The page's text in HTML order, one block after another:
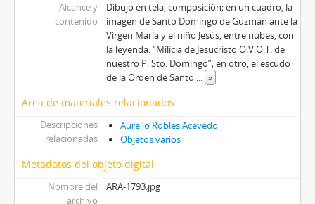
Alcance y
contenido
Dibujo en tela, composición; en un cuadro, la
imagen de Santo Domingo de Guzmán ante la
Virgen María y el niño Jesús, entre nubes, con
la leyenda: “Milicia de Jesucristo O.V.O.T. de
nuestro P. Sto. Domingo”; en otro, el escudo
de la Orden de Santo ... »
Área de materiales relacionados
Descripciones
relacionadas
Aurelio Robles Acevedo
Objetos varios
Metadatos del objeto digital
Nombre del
archivo
ARA-1793.jpg